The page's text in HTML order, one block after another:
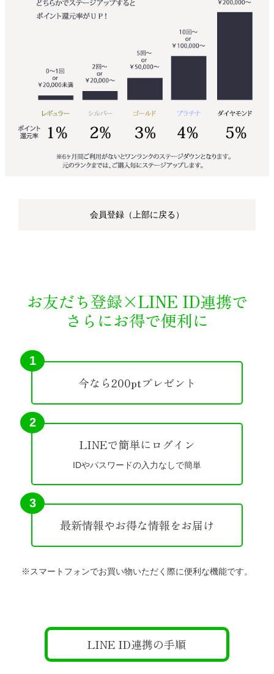
会員登録（上部に戻る）
お友だち登録×LINE ID連携で
さらにお得で便利に
1
今なら200ptプレゼント
2
LINEで簡単にログイン
IDやパスワードの入力なしで簡単
3
最新情報やお得な情報をお届け
※スマートフォンでお買い物いただく際に便利な機能です。
LINE ID連携の手順